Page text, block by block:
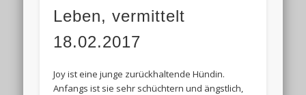
Leben, vermittelt
18.02.2017
Joy ist eine junge zurückhaltende Hündin.
Anfangs ist sie sehr schüchtern und ängstlich,